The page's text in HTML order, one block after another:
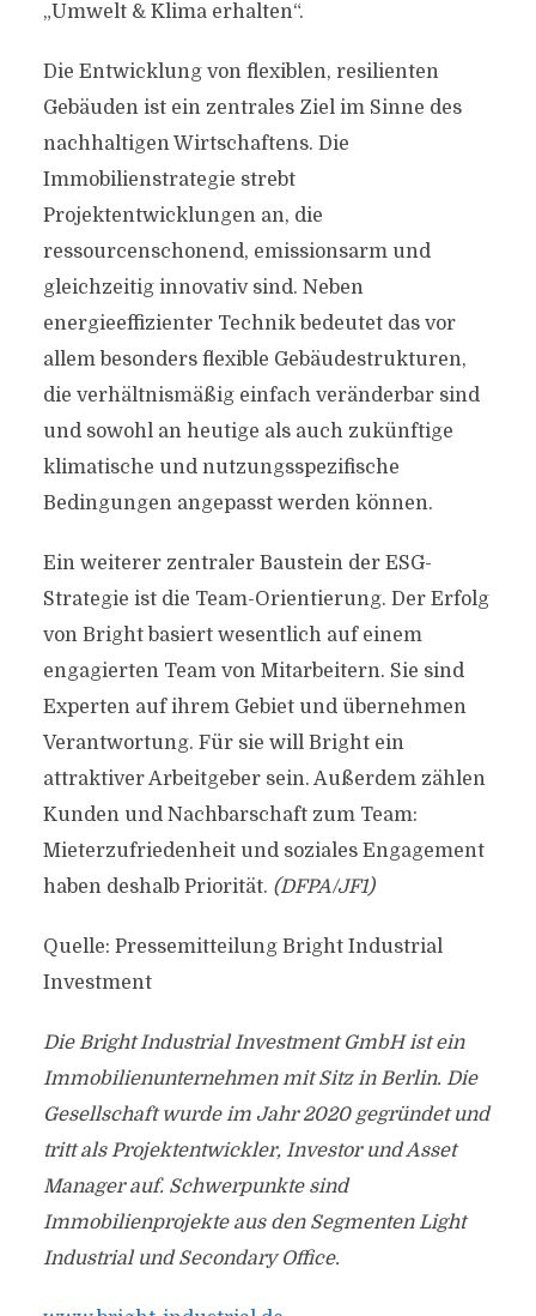
„Umwelt & Klima erhalten“.
Die Entwicklung von flexiblen, resilienten
Gebäuden ist ein zentrales Ziel im Sinne des
nachhaltigen Wirtschaftens. Die
Immobilienstrategie strebt
Projektentwicklungen an, die
ressourcenschonend, emissionsarm und
gleichzeitig innovativ sind. Neben
energieeffizienter Technik bedeutet das vor
allem besonders flexible Gebäudestrukturen,
die verhältnismäßig einfach veränderbar sind
und sowohl an heutige als auch zukünftige
klimatische und nutzungsspezifische
Bedingungen angepasst werden können.
Ein weiterer zentraler Baustein der ESG-
Strategie ist die Team-Orientierung. Der Erfolg
von Bright basiert wesentlich auf einem
engagierten Team von Mitarbeitern. Sie sind
Experten auf ihrem Gebiet und übernehmen
Verantwortung. Für sie will Bright ein
attraktiver Arbeitgeber sein. Außerdem zählen
Kunden und Nachbarschaft zum Team:
Mieterzufriedenheit und soziales Engagement
haben deshalb Priorität. (DFPA/JF1)
Quelle: Pressemitteilung Bright Industrial
Investment
Die Bright Industrial Investment GmbH ist ein
Immobilienunternehmen mit Sitz in Berlin. Die
Gesellschaft wurde im Jahr 2020 gegründet und
tritt als Projektentwickler, Investor und Asset
Manager auf. Schwerpunkte sind
Immobilienprojekte aus den Segmenten Light
Industrial und Secondary Office.